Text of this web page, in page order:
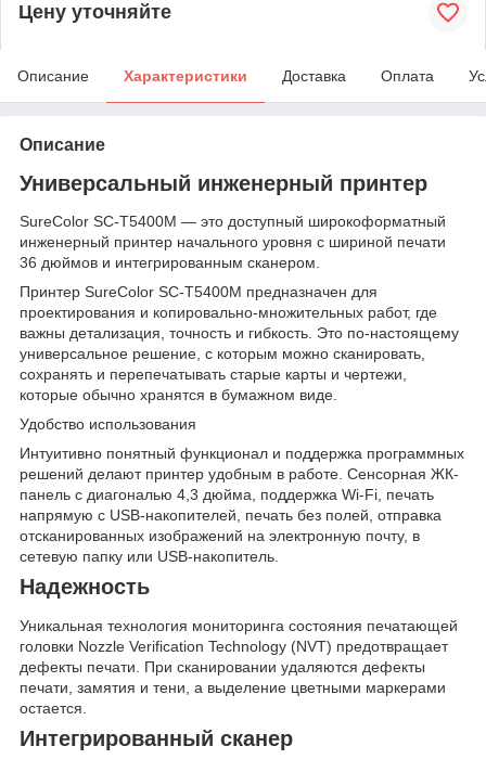
Цену уточняйте
Описание Характеристики Доставка Оплата
Описание
Универсальный инженерный принтер
SureColor SC-T5400M — это доступный широкоформатный
инженерный принтер начального уровня с шириной печати
36 дюймов и интегрированным сканером.
Принтер SureColor SC-T5400M предназначен для
проектирования и копировально-множительных работ, где
важны детализация, точность и гибкость. Это по-настоящему
универсальное решение, с которым можно сканировать,
сохранять и перепечатывать старые карты и чертежи,
которые обычно хранятся в бумажном виде.
Удобство использования
Интуитивно понятный функционал и поддержка программных
решений делают принтер удобным в работе. Сенсорная ЖК-
панель с диагональю 4,3 дюйма, поддержка Wi-Fi, печать
напрямую с USB-накопителей, печать без полей, отправка
отсканированных изображений на электронную почту, в
сетевую папку или USB-накопитель.
Надежность
Уникальная технология мониторинга состояния печатающей
головки Nozzle Verification Technology (NVT) предотвращает
дефекты печати. При сканировании удаляются дефекты
печати, замятия и тени, а выделение цветными маркерами
остается.
Интегрированный сканер